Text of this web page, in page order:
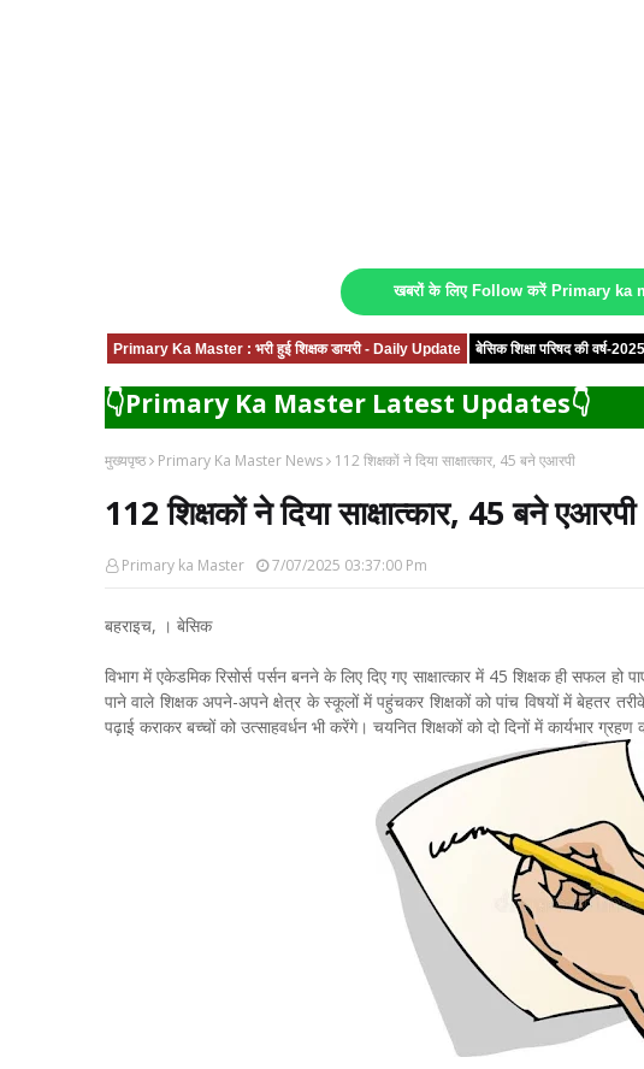
खबरों के लिए Follow करें Primary ka
Primary Ka Master : भरी हुई शिक्षक डायरी - Daily Update बेसिक शिक्षा परिषद की वर्ष-
👇Primary Ka Master Latest Updates👇
मुख्यपृष्ठ Primary Ka Master News 112 शिक्षकों ने दिया साक्षात्कार, 45 बने एआरपी
112 शिक्षकों ने दिया साक्षात्कार, 45 बने एआरपी
Primary ka Master 7/07/2025 03:37:00 Pm
बहराइच, । बेसिक
विभाग में एकेडमिक रिसोर्स पर्सन बनने के लिए दिए गए साक्षात्कार में 45 शिक्षक ही सफल हो
पाने वाले शिक्षक अपने-अपने क्षेत्र के स्कूलों में पहुंचकर शिक्षकों को पांच विषयों में बेहतर
पढ़ाई कराकर बच्चों को उत्साहवर्धन भी करेंगे। चयनित शिक्षकों को दो दिनों में कार्यभार